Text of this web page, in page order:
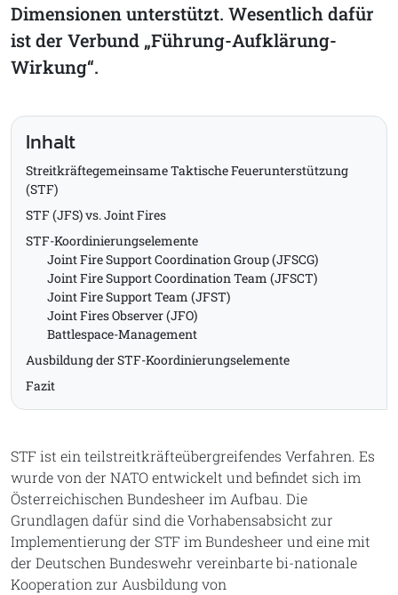
Dimensionen unterstützt. Wesentlich dafür
ist der Verbund „Führung-Aufklärung-
Wirkung“.
Inhalt
Streitkräftegemeinsame Taktische Feuerunterstützung
(STF)
STF (JFS) vs. Joint Fires
STF-Koordinierungselemente
Joint Fire Support Coordination Group (JFSCG)
Joint Fire Support Coordination Team (JFSCT)
Joint Fire Support Team (JFST)
Joint Fires Observer (JFO)
Battlespace-Management
Ausbildung der STF-Koordinierungselemente
Fazit
STF ist ein teilstreitkräfteübergreifendes Verfahren. Es
wurde von der NATO entwickelt und befindet sich im
Österreichischen Bundesheer im Aufbau. Die
Grundlagen dafür sind die Vorhabensabsicht zur
Implementierung der STF im Bundesheer und eine mit
der Deutschen Bundeswehr vereinbarte bi-nationale
Kooperation zur Ausbildung von